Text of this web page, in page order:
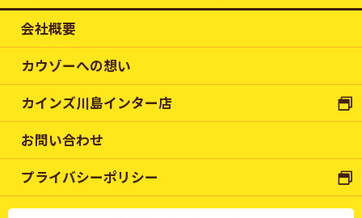
会社概要
カウゾーへの想い
カインズ川島インター店
お問い合わせ
プライバシーポリシー